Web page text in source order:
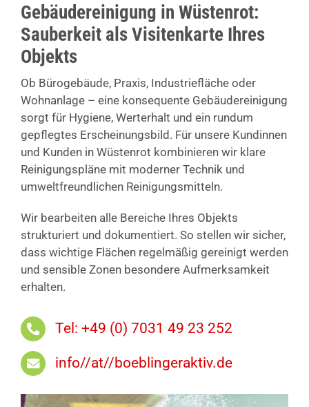
Gebäudereinigung in Wüstenrot:
Sauberkeit als Visitenkarte Ihres
Objekts
Ob Bürogebäude, Praxis, Industriefläche oder
Wohnanlage – eine konsequente Gebäudereinigung
sorgt für Hygiene, Werterhalt und ein rundum
gepflegtes Erscheinungsbild. Für unsere Kundinnen
und Kunden in Wüstenrot kombinieren wir klare
Reinigungspläne mit moderner Technik und
umweltfreundlichen Reinigungsmitteln.
Wir bearbeiten alle Bereiche Ihres Objekts
strukturiert und dokumentiert. So stellen wir sicher,
dass wichtige Flächen regelmäßig gereinigt werden
und sensible Zonen besondere Aufmerksamkeit
erhalten.
Tel: +49 (0) 7031 49 23 252
info//at//boeblingeraktiv.de